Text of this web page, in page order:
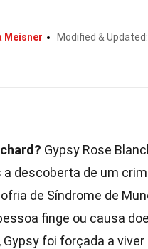
Meisner Modified & Updated:
Gypsy Rose
descoberta de um
de Síndrome de
finge ou causa
foi forçada a